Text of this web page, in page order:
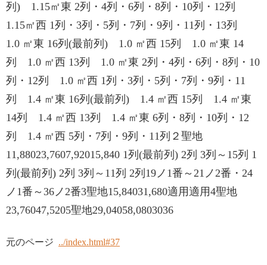
列) 1.15㎡東 2列・4列・6列・8列・10列・12列
1.15㎡西 1列・3列・5列・7列・9列・11列・13列
1.0 ㎡東 16列(最前列) 1.0 ㎡西 15列 1.0 ㎡東 14
列 1.0 ㎡西 13列 1.0 ㎡東 2列・4列・6列・8列・10
列・12列 1.0 ㎡西 1列・3列・5列・7列・9列・11
列 1.4 ㎡東 16列(最前列) 1.4 ㎡西 15列 1.4 ㎡東
14列 1.4 ㎡西 13列 1.4 ㎡東 6列・8列・10列・12
列 1.4 ㎡西 5列・7列・9列・11列２聖地
11,88023,7607,92015,840 1列(最前列) 2列 3列～15列 1
列(最前列) 2列 3列～11列 2列19ノ1番～21ノ2番・24
ノ1番～36ノ2番3聖地15,84031,680適用適用4聖地
23,76047,5205聖地29,04058,0803036
元のページ ../index.html#37